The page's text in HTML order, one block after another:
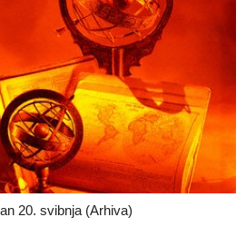
20. svibnja (Arhiva)